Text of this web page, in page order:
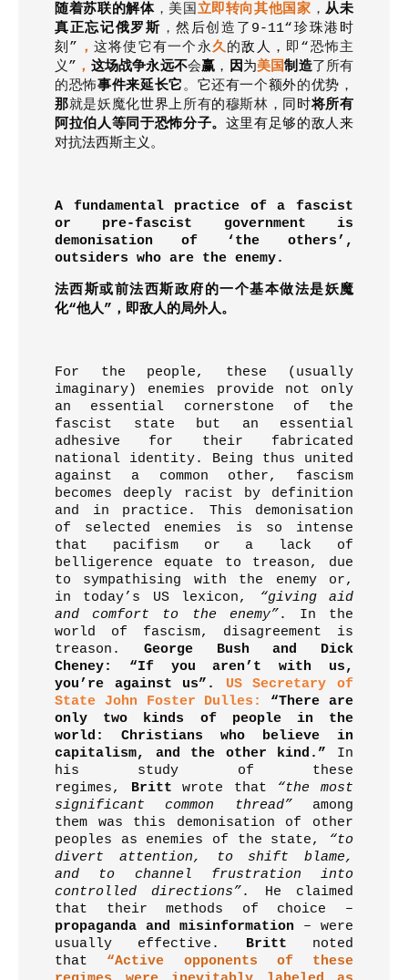
随着苏联的解体， 美国立即转向其他国家 ，从未
真正忘记俄罗斯 ，然后创造了 9-11“珍珠港时
刻 ” ， 这将使它有一个永久的敌人 ， 即 “恐怖主
义” ， 这场战争永远不会赢 ， 因为美国制造了所有
的恐怖事件来延长它。 它还有一个额外的优势，
那就是妖魔化世界上所有的穆斯林 ，同时将所有
阿拉伯人等同于恐怖分子。 这里有足够的敌人来
对抗法西斯主义。
A fundamental practice of a fascist
or pre-fascist government is
demonisation of ‘the others’,
outsiders who are the enemy.
法西斯或前法西斯政府的一个基本做法是妖魔
化“他人” ，即敌人的局外人。
For the people, these (usually
imaginary) enemies provide not only
an essential cornerstone of the
fascist state but an essential
adhesive for their fabricated
national identity. Being thus united
against a common other, fascism
becomes deeply racist by definition
and in practice. This demonisation
of selected enemies is so intense
that pacifism or a lack of
belligerence equate to treason, due
to sympathising with the enemy or,
in today’s US lexicon,
“giving aid
and comfort to the enemy”. In the
world of fascism, disagreement is
treason. George Bush and Dick
Cheney: “If you aren’t with us,
you’re against us”. US Secretary of
State John Foster Dulles:
“There are
only two kinds of people in the
world: Christians who believe in
capitalism, and the other kind.”
In
his study of these
regimes,
Britt wrote that “the most
significant common thread”among
them was this demonisation of other
peoples as enemies of the state,
“to
divert attention, to shift blame,
and to channel frustration into
controlled directions”. He claimed
that their methods of choice –
propaganda and misinformation – were
usually effective. Britt noted
that “Active opponents of these